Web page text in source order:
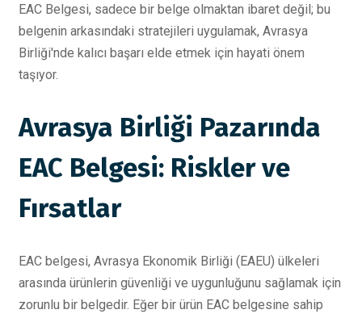
EAC Belgesi, sadece bir belge olmaktan ibaret değil; bu
belgenin arkasındaki stratejileri uygulamak, Avrasya
Birliği'nde kalıcı başarı elde etmek için hayati önem
taşıyor.
Avrasya Birliği Pazarında
EAC Belgesi: Riskler ve
Fırsatlar
EAC belgesi, Avrasya Ekonomik Birliği (EAEU) ülkeleri
arasında ürünlerin güvenliği ve uygunluğunu sağlamak için
zorunlu bir belgedir. Eğer bir ürün EAC belgesine sahip